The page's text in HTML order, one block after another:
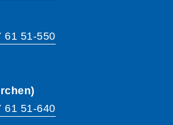
61 51-550
61 51-640